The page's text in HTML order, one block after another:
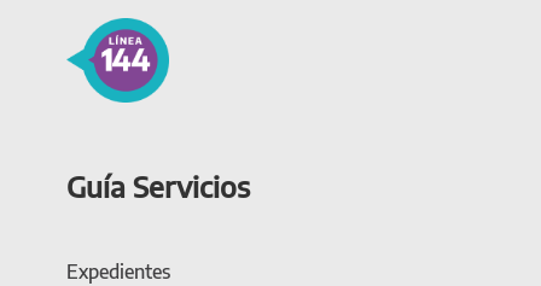
Guía Servicios
Expedientes